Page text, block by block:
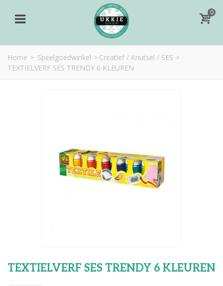
0
Home > Speelgoedwinkel > Creatief / Knutsel / SES >
TEXTIELVERF SES TRENDY 6 KLEUREN
TEXTIELVERF SES TRENDY 6 KLEUREN